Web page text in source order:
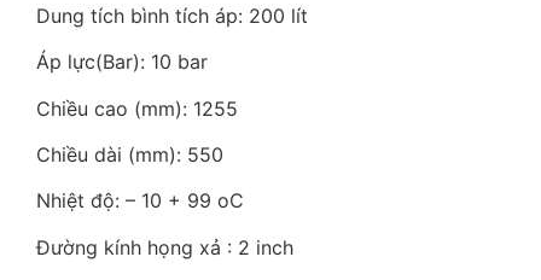
Dung tích bình tích áp: 200 lít
Áp lực(Bar): 10 bar
Chiều cao (mm): 1255
Chiều dài (mm): 550
Nhiệt độ: – 10 + 99 oC
Đường kính họng xả : 2 inch